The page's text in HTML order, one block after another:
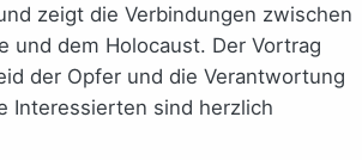
zeigt die Verbindungen zwischen
und dem Holocaust. Der Vortrag
der Opfer und die Verantwortung
Interessierten sind herzlich